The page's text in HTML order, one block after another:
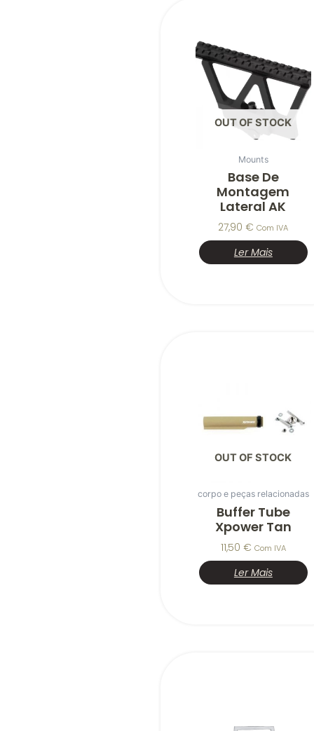
OUT OF STOCK
Mounts
Base De
Montagem
Lateral AK
27,90€ Com IVA
Ler Mais
OUT OF STOCK
corpo e peças relacionadas
Buffer Tube
Xpower Tan
11,50 € Com IVA
Ler Mais